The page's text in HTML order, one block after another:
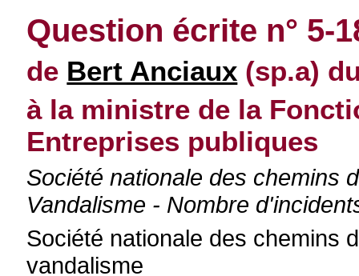
Question écrite n° 5-
de Bert Anciaux (sp.a)
à la ministre de la
Entreprises publiques
Société nationale des chemins
Vandalisme - Nombre
Société nationale des chemins
vandalisme